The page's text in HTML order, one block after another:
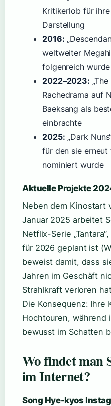
Kritikerlob für
Darstellung
2016:
weltweiter
folgenreich wurde
2022–2023:
Rachedrama auf
Baeksang als
einbrachte
2025: „Dark
für den sie erneut
nominiert wurde
Aktuelle Projekte
Neben dem Kinostart
Januar 2025 arbeitet
Netflix-Serie
für 2026 geplant ist
beweist damit, dass
Jahren im Geschäft
Strahlkraft verloren
Die Konsequenz: Ihre
Hochtouren, während
bewusst im Schatten
Wo findet man
im Internet?
Song Hye-kyos